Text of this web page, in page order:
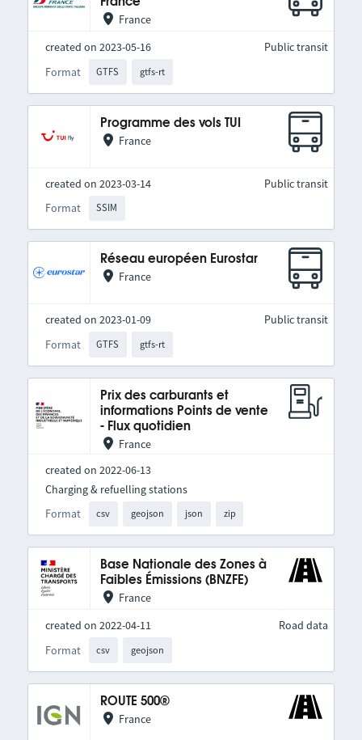
France
created on 2023-05-16
Format
GTFS gtfs-rt
Public transit
Programme des vols TUI
France
created on 2023-03-14
Format
SSIM
Public transit
Réseau européen Eurostar
France
created on 2023-01-09
Format
GTFS gtfs-rt
Public transit
Prix des carburants et
informations Points de vente
- Flux quotidien
France
created on 2022-06-13
Format csv geojson json zip
Charging & refuelling stations
Base Nationale des Zones à
Faibles Émissions (BNZFE)
France
created on 2022-04-11
Format
csv geojson
Road data
ROUTE 500®
France